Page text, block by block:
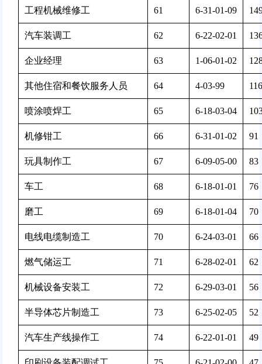
工程机械维修工 61 6-31-01-09
汽车装调工 62 6-22-02-01
企业经理 63 1-06-01-02
其他住宿和餐饮服务人员 64 4-03-99
喷涂喷焊工 65 6-18-03-04
机修钳工 66 6-31-01-02 91
玩具制作工 67 6-09-05-00 83
车工 68 6-18-01-01 76
磨工 69 6-18-01-04 70
电线电缆制造工 70 6-24-03-01 66
燃气储运工 71 6-28-02-01 62
机械设备安装工 72 6-29-03-01 56
半导体芯片制造工 73 6-25-02-05 52
汽车生产线操作工 74 6-22-01-01 49